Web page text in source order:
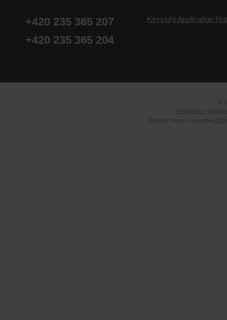
+420 235 365 207
+420 235 365 204
Keysight Application
Prohlášení o
Webové stránky vytvořila